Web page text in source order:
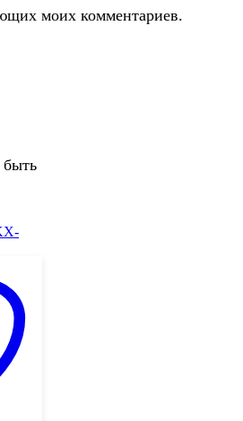
моих комментариев.